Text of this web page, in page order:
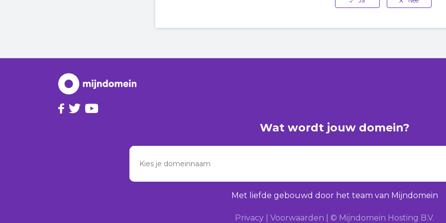
Wat wordt jouw domein?
Met liefde gebouwd door het team van Mijndomein
Privacy Voorwaarden © Mijndomein Hosting B.V.